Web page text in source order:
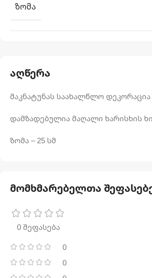
აღწერა
მაკნატუნას საახალწლო დეკორაცია
დამზადებულია მაღალი ხარისხის
ზომა – 25 სმ
ᲖᲝᲛᲐ
მომხმარებელთა
0 შეფასება
0
0